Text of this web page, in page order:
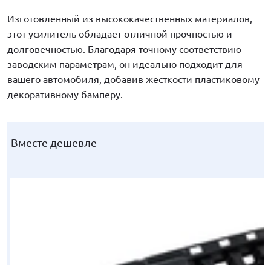
Изготовленный из высококачественных материалов,
этот усилитель обладает отличной прочностью и
долговечностью. Благодаря точному соответствию
заводским параметрам, он идеально подходит для
вашего автомобиля, добавив жесткости пластиковому
декоративному бамперу.
Вместе дешевле